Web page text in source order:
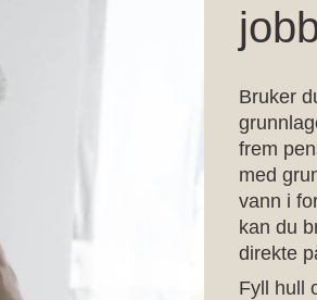
Bruker
frem
med
vann i
kan du
direkte
Fyll hull